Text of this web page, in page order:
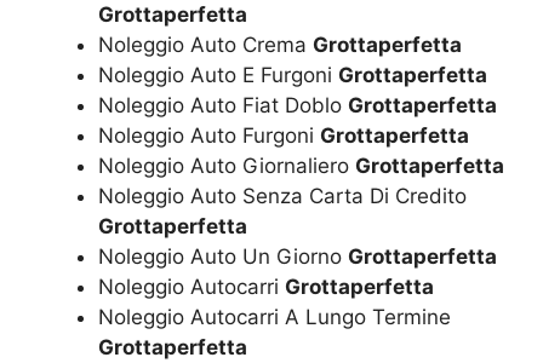
Grottaperfetta
Noleggio Auto Crema Grottaperfetta
Noleggio Auto E Furgoni Grottaperfetta
Noleggio Auto Fiat Doblo Grottaperfetta
Noleggio Auto Furgoni Grottaperfetta
Noleggio Auto Giornaliero Grottaperfetta
Noleggio Auto Senza Carta Di Credito
Grottaperfetta
Noleggio Auto Un Giorno Grottaperfetta
Noleggio Autocarri Grottaperfetta
Noleggio Autocarri A Lungo Termine
Grottaperfetta